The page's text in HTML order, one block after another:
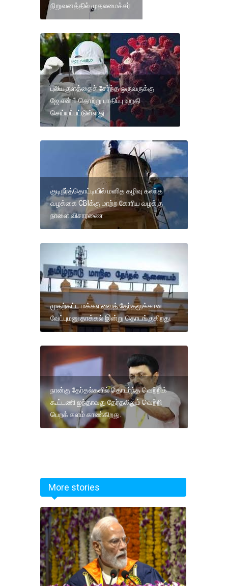
நிறுவனத்தில் முதலமைச்சர்
புலியகுளத்தைச் சேர்ந்த ஒருவருக்கு
ஜே.என்.1 தொற்று பாதிப்பு உறுதி
செய்யப்பட்டுள்ளது
குடிநீர்த்தொட்டியில் மனித கழிவு கலந்த
வழக்கை CBIக்கு மாற்ற கோரிய வழக்கு
நாளை விசாரணை
முதற்கட்ட மக்களவைத் தேர்தலுக்கான
வேட்புமனு தாக்கல் இன்று தொடங்குகிறது.
நான்கு தேர்தல்களில் தொடர்ந்த வெற்றிக்
கூட்டணி ஐந்தாவது தேர்தலிலும் வெற்றி
பெறக் களம் காண்கிறது.
More stories